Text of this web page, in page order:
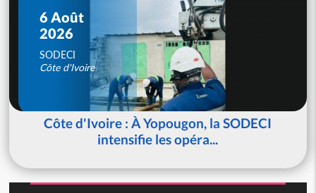
6 Août
2026
SODECI
Côte d'Ivoire
Côte d'Ivoire : À Yopougon, la SODECI
intensifie les opéra...